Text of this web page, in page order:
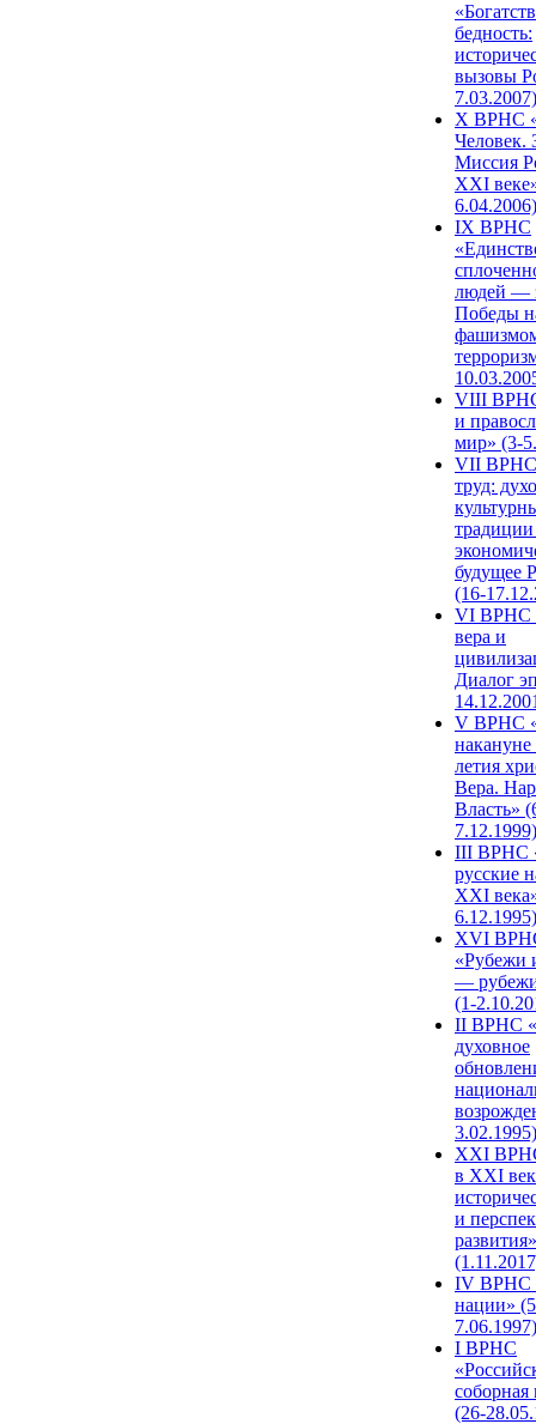
бедность:
вызовы
7.03.2007)
X ВРНС
Человек.
Миссия
XXI
6.04.2006)
IX ВРНС
людей —
Победы
VIII
и
мир» (3-
VII ВРНС
труд:
будущее
(16-
VI ВРНС
вера и
Диалог
V ВРНС
накануне
летия
Вера.
Власть»
7.12.1999)
III ВРНС
русские
XXI
6.12.1995)
XVI
«Рубежи
—
(1-
II ВРНС
духовное
3.02.1995)
XХI
в XXI
и
развития»
IV ВРНС
нации»
7.06.1997)
I ВРНС
(26-